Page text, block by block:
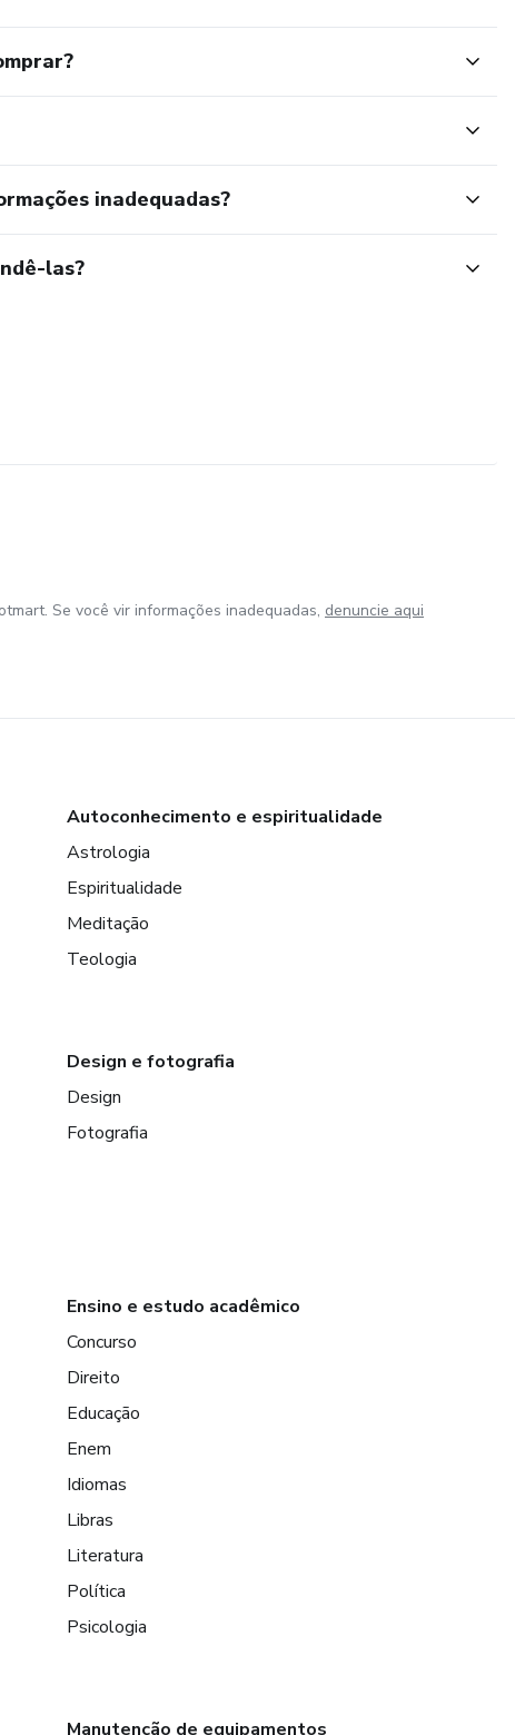
inadequadas?
las?
Se você vir informações inadequadas, denuncie aqui
Autoconhecimento e espiritualidade
Astrologia
Espiritualidade
Meditação
Teologia
Design e fotografia
Design
Fotografia
Ensino e estudo acadêmico
Concurso
Direito
Educação
Enem
Idiomas
Libras
Literatura
Política
Psicologia
Manutenção de equipamentos